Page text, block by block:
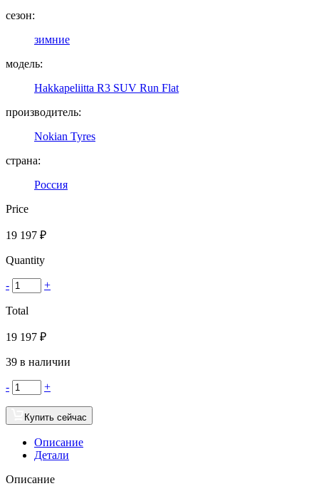
сезон:
зимние
модель:
Hakkapeliitta R3 SUV Run Flat
производитель:
Nokian Tyres
страна:
Россия
Price
19 197 ₽
Quantity
- +
Total
19 197 ₽
39 в наличии
- +
Купить сейчас
Описание
Детали
Описание